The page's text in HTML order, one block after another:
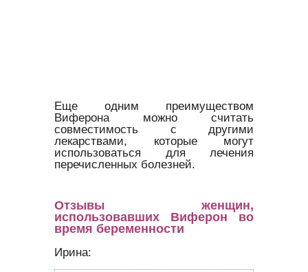
Еще одним преимуществом
Виферона можно считать
совместимость с другими
лекарствами, которые могут
использоваться для лечения
перечисленных болезней.
Отзывы женщин,
использовавших Виферон во
время беременности
Ирина: